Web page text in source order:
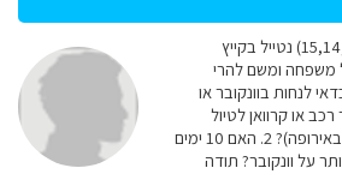
שלום אנחנו משפחה +3 (15,14,10) נטייל בקייץ
משפחה ומשם להרי
ימים. 1. האם כדאי לנחות בוונקובר או
רכב או קרוואן לטיול
ברוקי (נסענו בעבר בקרוואן באירופה)? 2. האם 10 ימים
על וונקובר? תודה